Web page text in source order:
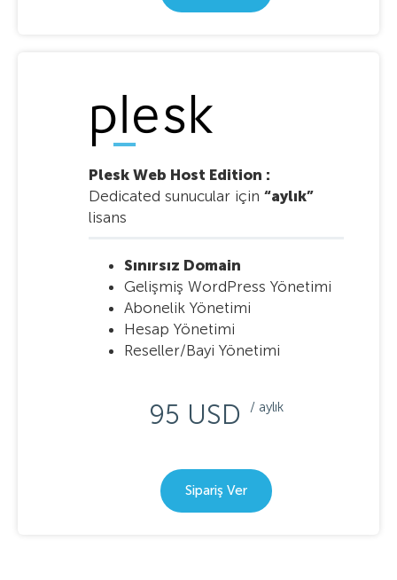
Plesk Web Host Edition :
Dedicated sunucular için “aylık”
lisans
Sınırsız Domain
Gelişmiş WordPress Yönetimi
Abonelik Yönetimi
Hesap Yönetimi
Reseller/Bayi Yönetimi
95 USD / aylık
Sipariş Ver